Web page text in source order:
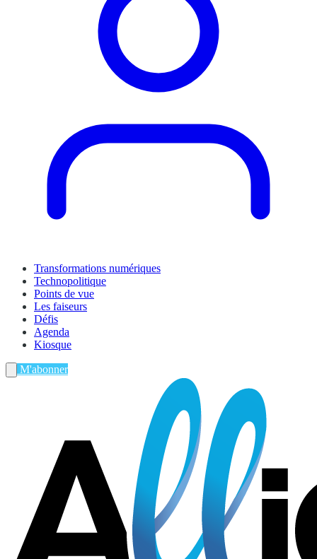
Transformations numériques
Technopolitique
Points de vue
Les faiseurs
Défis
Agenda
Kiosque
M'abonner